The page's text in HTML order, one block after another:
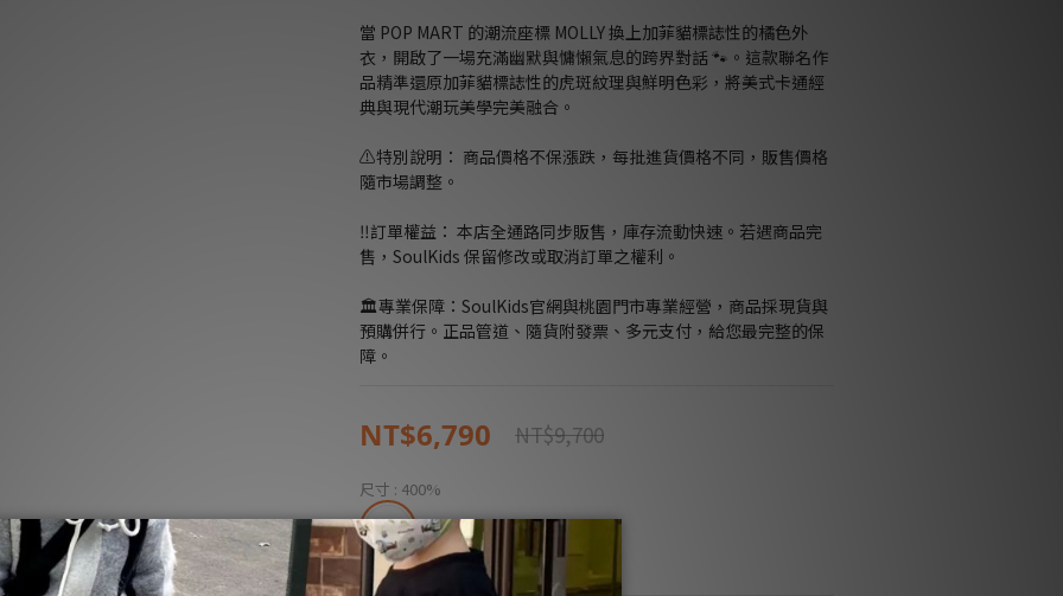
當 POP MART 的潮流座標 MOLLY 換上加菲貓標誌性的橘色外
衣，開啟了一場充滿幽默與慵懶氣息的跨界對話 🐾。這款聯名作
品精準還原加菲貓標誌性的虎斑紋理與鮮明色彩，將美式卡通經
典與現代潮玩美學完美融合。
⚠️特別說明： 商品價格不保漲跌，每批進貨價格不同，販售價格
隨市場調整。
‼️訂單權益： 本店全通路同步販售，庫存流動快速。若遇商品完
售，SoulKids 保留修改或取消訂單之權利。
🏛️專業保障：SoulKids官網與桃園門市專業經營，商品採現貨與
預購併行。正品管道、隨貨附發票、多元支付，給您最完整的保
障。
NT$6,790 NT$9,700
尺寸 : 400%
數量